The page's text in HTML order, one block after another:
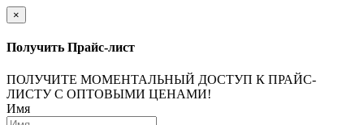
×
Получить Прайс-лист
ПОЛУЧИТЕ МОМЕНТАЛЬНЫЙ ДОСТУП К ПРАЙС-
ЛИСТУ С ОПТОВЫМИ ЦЕНАМИ!
Имя